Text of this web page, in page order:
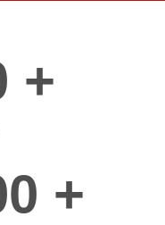
+
+